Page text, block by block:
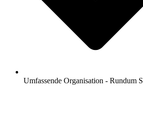
Umfassende Organisation - Rundum